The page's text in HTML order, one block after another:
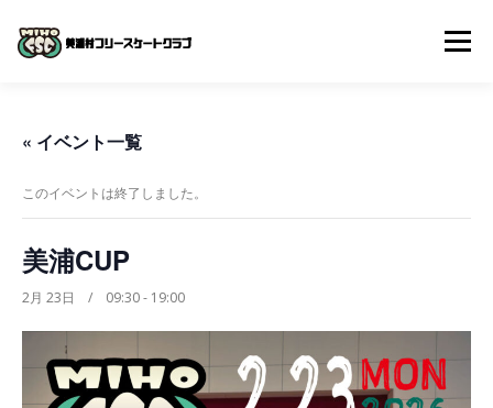
メニュー
お問い合わせ
« イベント一覧
このイベントは終了しました。
美浦CUP
2月 23日 / 09:30- 19:00